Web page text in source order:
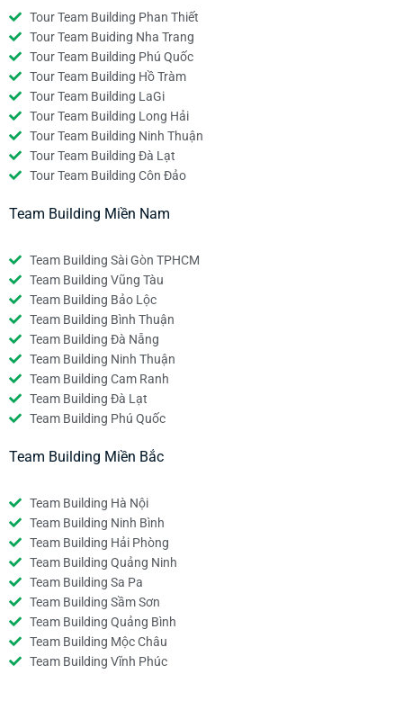
Tour Team Building Phan Thiết
Tour Team Buiding Nha Trang
Tour Team Building Phú Quốc
Tour Team Building Hồ Tràm
Tour Team Building LaGi
Tour Team Building Long Hải
Tour Team Building Ninh Thuận
Tour Team Building Đà Lạt
Tour Team Building Côn Đảo
Team Building Miền Nam
Team Building Sài Gòn TPHCM
Team Building Vũng Tàu
Team Building Bảo Lộc
Team Building Bình Thuận
Team Building Đà Nẵng
Team Building Ninh Thuận
Team Building Cam Ranh
Team Building Đà Lạt
Team Building Phú Quốc
Team Building Miền Bắc
Team Building Hà Nội
Team Building Ninh Bình
Team Building Hải Phòng
Team Building Quảng Ninh
Team Building Sa Pa
Team Building Sầm Sơn
Team Building Quảng Bình
Team Building Mộc Châu
Team Building Vĩnh Phúc